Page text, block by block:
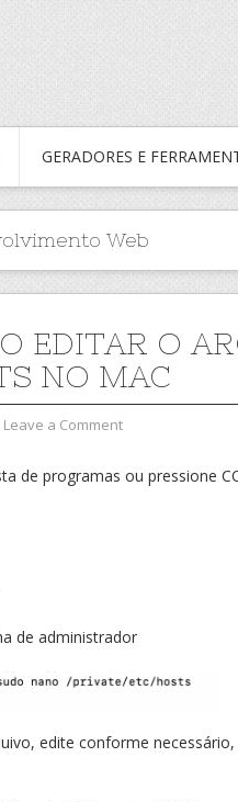
GERADORES E
Web
EDITAR O
NO MAC
Leave a Comment
de programas ou pressione
de administrador
edite conforme